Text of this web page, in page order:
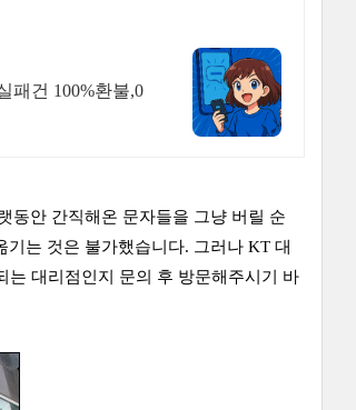
패건 100%환불,0
동안 간직해온 문자들을 그냥 버릴 순
는 것은 불가했습니다. 그러나 KT 대
는 대리점인지 문의 후 방문해주시기 바